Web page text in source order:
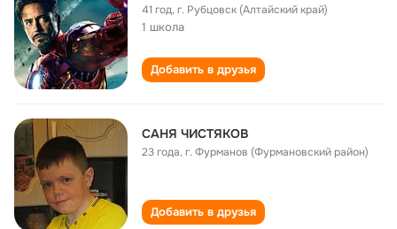
41 год,г. Рубцовск (Алтайский край)
1 школа
Добавить в друзья
CАНЯ ЧИСТЯКОВ
23 года,г. Фурманов (Фурмановский район)
Добавить в друзья